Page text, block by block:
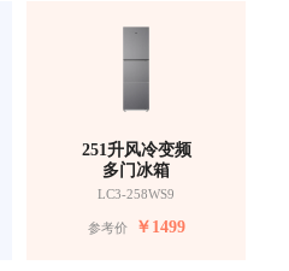
251升风冷变频
多门冰箱
LC3-258WS9
参考价 ￥1499